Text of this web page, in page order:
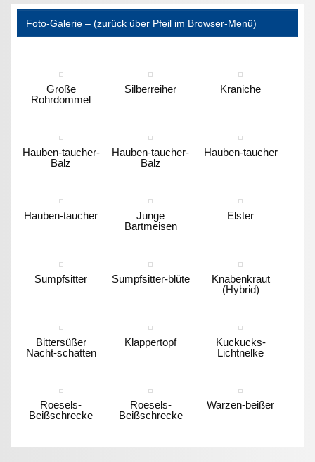
Foto-Galerie – (zurück über Pfeil im Browser-Menü)
Große
Rohrdommel
Silberreiher Kraniche
Hauben-taucher-
Balz
Hauben-taucher-
Balz
Hauben-taucher
Hauben-taucher
Junge
Bartmeisen
Elster
Sumpfsitter Sumpfsitter-blüte
Knabenkraut
(Hybrid)
Bittersüßer
Nacht-schatten
Klappertopf
Kuckucks-
Lichtnelke
Roesels-
Beißschrecke
Roesels-
Beißschrecke
Warzen-beißer